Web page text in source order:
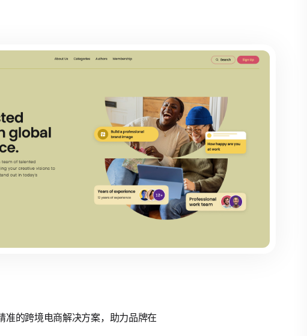
的跨境电商解决方案，助力品牌在